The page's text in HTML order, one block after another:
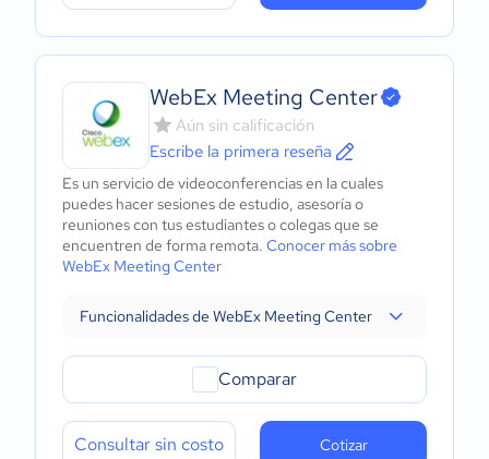
WebEx Meeting Center
Aún sin calificación
Escribe la primera reseña
Es un servicio de videoconferencias en la cuales
puedes hacer sesiones de estudio, asesoría o
reuniones con tus estudiantes o colegas que se
encuentren de forma remota. Conocer más sobre
WebEx Meeting Center
Funcionalidades de WebEx Meeting Center
Comparar
Consultar sin costo Cotizar